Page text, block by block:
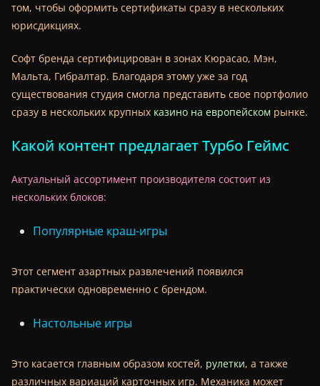
том, чтобы оформить сертификаты сразу в нескольких
юрисдикциях.
Софт бренда сертифицирован в зонах Кюрасао, Мэн,
Мальта, Гибралтар. Благодаря этому уже за год
существования студия смогла представить свое портфолио
сразу в нескольких крупных казино на европейском рынке.
Какой контент предлагает Турбо Геймс
Актуальный ассортимент производителя состоит из
нескольких блоков:
Популярные краш-игры
Этот сегмент азартных развлечений появился
практически одновременно с брендом.
Настольные игры
Это касается главным образом костей, рулетки, а также
различных вариаций карточных игр. Механика может